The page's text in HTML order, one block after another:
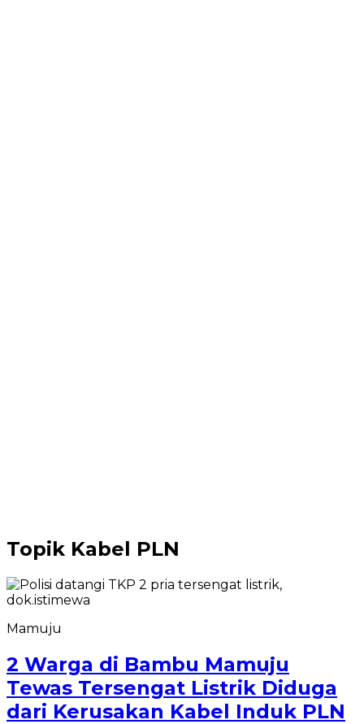
Topik Kabel PLN
Mamuju
2 Warga di Bambu Mamuju
Tewas Tersengat Listrik Diduga
dari Kerusakan Kabel Induk PLN